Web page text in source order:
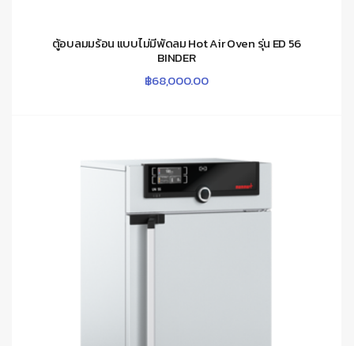
ตู้อบลมมร้อน แบบไม่มีพัดลม Hot Air Oven รุ่น ED 56
BINDER
฿68,000.00